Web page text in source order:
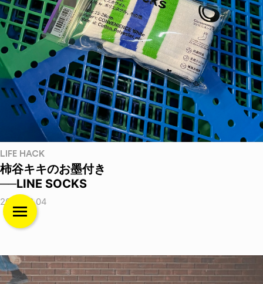
LIFE HACK
柿谷キキのお墨付き
──LINE SOCKS
2026.08.04